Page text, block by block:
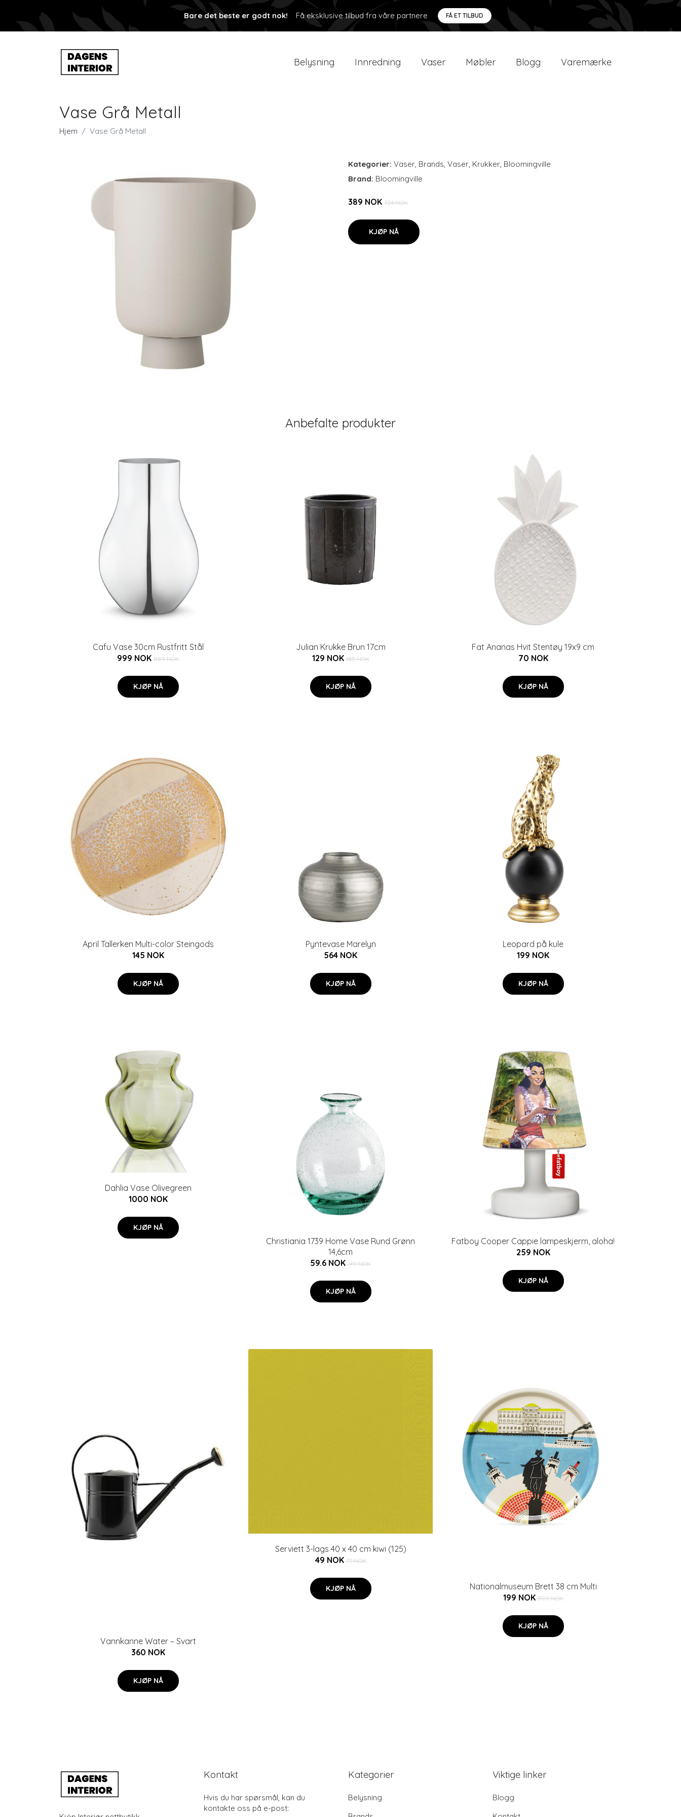
Bare det beste er godt nok! Få eksklusive tilbud fra våre partnere FÅ ET TILBUD
Belysning Innredning Vaser Møbler Blogg Varemærke
Vase Grå Metall
Hjem Vase Grå Metall
Kategorier: Vaser, Brands, Vaser, Krukker, Bloomingville
Brand: Bloomingville
389 NOK 724 NOK
KJØP NÅ
Anbefalte produkter
Cafu Vase 30cm Rustfritt Stål
999 NOK 1189 NOK
KJØP NÅ
Julian Krukke Brun 17cm
129 NOK 185 NOK
KJØP NÅ
Fat Ananas Hvit Stentøy 19x9 cm
70 NOK
KJØP NÅ
April Tallerken Multi-color Steingods
145 NOK
KJØP NÅ
Pyntevase Marelyn
564 NOK
KJØP NÅ
Leopard på kule
199 NOK
KJØP NÅ
Dahlia Vase Olivegreen
1000 NOK
KJØP NÅ
Christiania 1739 Home Vase Rund Grønn
14,6cm
59.6 NOK 149 NOK
KJØP NÅ
Fatboy Cooper Cappie lampeskjerm, aloha!
259 NOK
KJØP NÅ
Vannkanne Water – Svart
360 NOK
KJØP NÅ
Serviett 3-lags 40 x 40 cm kiwi (125)
49 NOK 77 NOK
KJØP NÅ
Nationalmuseum Brett 38 cm Multi
199 NOK 399 NOK
KJØP NÅ
Kontakt
Hvis du har spørsmål, kan du
kontakte oss på e-post:
Kategorier
Belysning
Viktige linker
Blogg